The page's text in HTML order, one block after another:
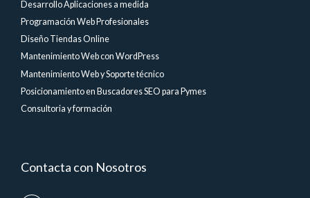
Desarrollo Aplicaciones a medida
Programación Web Profesionales
Diseño Tiendas Online
Mantenimiento Web con WordPress
Mantenimiento Web y Soporte técnico
Posicionamiento en Buscadores SEO para Pymes
Consultoria y formación
Contacta con Nosotros